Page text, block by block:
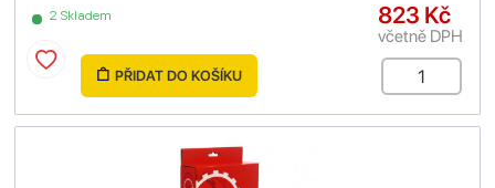
2 Skladem 823 Kč
včetně DPH
PŘIDAT DO KOŠÍKU